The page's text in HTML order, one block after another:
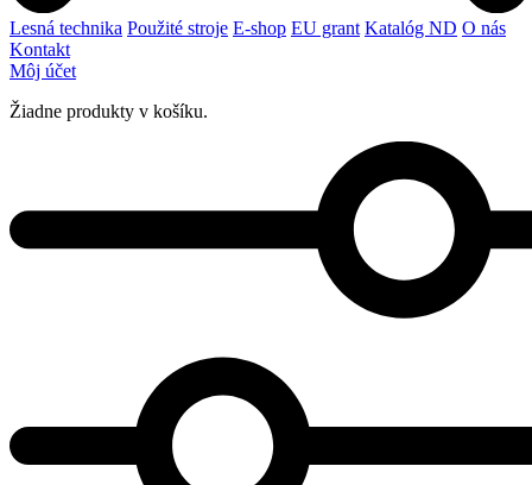
Lesná technika Použité stroje E-shop EU grant Katalóg ND O nás
Kontakt
Môj účet
Žiadne produkty v košíku.